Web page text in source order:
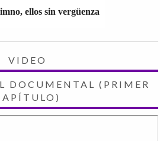
ellos sin vergüenza
VIDEO
DOCUMENTAL (PRIMER